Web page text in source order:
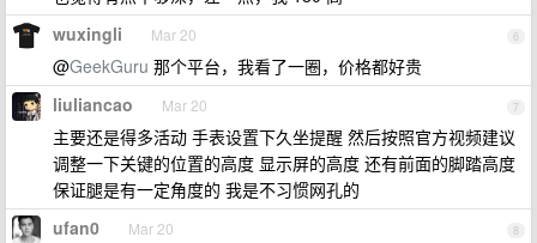
6
wuxingli Mar 20
@GeekGuru 那个平台，我看了一圈，价格都好贵
7
liuliancao Mar 20
主要还是得多活动 手表设置下久坐提醒 然后按照官方视频建议
调整一下关键的位置的高度 显示屏的高度 还有前面的脚踏高度
保证腿是有一定角度的 我是不习惯网孔的
8
ufan0 Mar 20